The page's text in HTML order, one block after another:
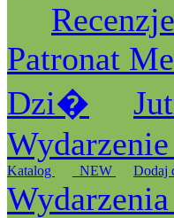
Recenzje
Patronat
Dzi�
Wydarzenie
Katalog _NEW Dodaj
Wydarzenia